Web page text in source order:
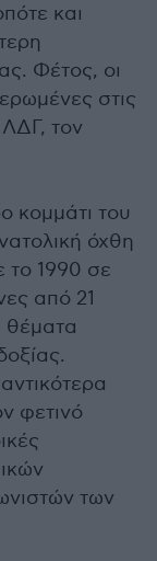
και
Φέτος, οι
στις
τον
κομμάτι του
όχθη
το 1990 σε
από 21
θέματα
φετινό
των